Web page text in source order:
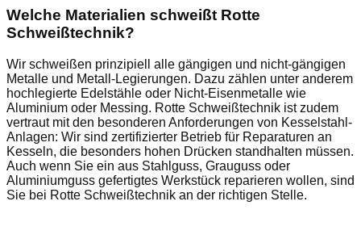
Welche Materialien schweißt Rotte
Schweißtechnik?
Wir schweißen prinzipiell alle gängigen und nicht-gängigen
Metalle und Metall-Legierungen. Dazu zählen unter anderem
hochlegierte Edelstähle oder Nicht-Eisenmetalle wie
Aluminium oder Messing. Rotte Schweißtechnik ist zudem
vertraut mit den besonderen Anforderungen von Kesselstahl-
Anlagen: Wir sind zertifizierter Betrieb für Reparaturen an
Kesseln, die besonders hohen Drücken standhalten müssen.
Auch wenn Sie ein aus Stahlguss, Grauguss oder
Aluminiumguss gefertigtes Werkstück reparieren wollen, sind
Sie bei Rotte Schweißtechnik an der richtigen Stelle.